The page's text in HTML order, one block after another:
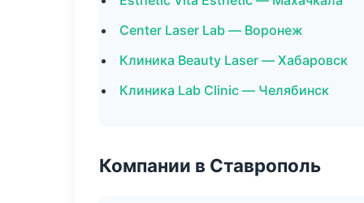
Center Laser Lab — Воронеж
Клиника Beauty Laser — Хабаровск
Клиника Lab Clinic — Челябинск
Компании в Ставрополь